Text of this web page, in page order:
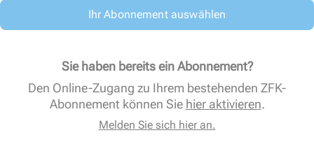
Ihr Abonnement auswählen
Sie haben bereits ein Abonnement?
Den Online-Zugang zu Ihrem bestehenden ZFK-
Abonnement können Sie hier aktivieren.
Melden Sie sich hier an.